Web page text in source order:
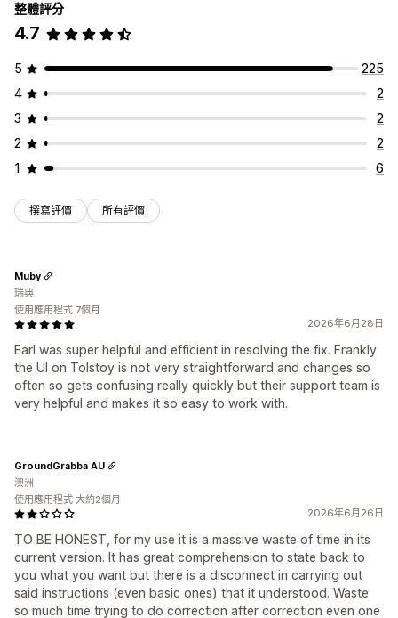
整體評分
4.7
5
225
4
2
3
2
2
2
1
6
撰寫評價 所有評價
2026年6月28日
Earl was super helpful and efficient in resolving the fix. Frankly
the UI on Tolstoy is not very straightforward and changes so
often so gets confusing really quickly but their support team is
very helpful and makes it so easy to work with.
Muby
瑞典
使用應用程式 7個月
2026年6月26日
TO BE HONEST, for my use it is a massive waste of time in its
current version. It has great comprehension to state back to
you what you want but there is a disconnect in carrying out
said instructions (even basic ones) that it understood. Waste
so much time trying to do correction after correction even one
GroundGrabba AU
澳洲
使用應用程式 大約2個月